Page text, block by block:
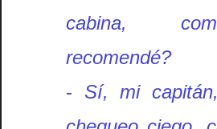
cabina,
recomendé?
- Sí, mi